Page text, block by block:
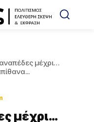
μέχρι…
μέχρι…